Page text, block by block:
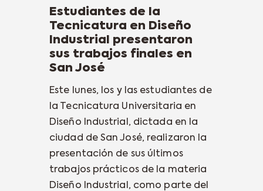
Estudiantes de la
Tecnicatura en Diseño
Industrial presentaron
sus trabajos finales en
San José
Este lunes, los y las estudiantes de
la Tecnicatura Universitaria en
Diseño Industrial, dictada en la
ciudad de San José, realizaron la
presentación de sus últimos
trabajos prácticos de la materia
Diseño Industrial, como parte del